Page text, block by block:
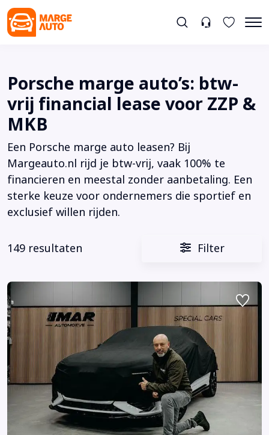
Porsche marge auto’s: btw-
vrij financial lease voor ZZP &
MKB
Een Porsche marge auto leasen? Bij
Margeauto.nl rijd je btw-vrij, vaak 100% te
financieren en meestal zonder aanbetaling. Een
sterke keuze voor ondernemers die sportief en
exclusief willen rijden.
149 resultaten Filter